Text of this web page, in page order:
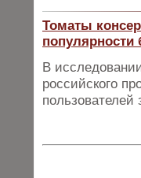
Томаты
популярности
В
российского